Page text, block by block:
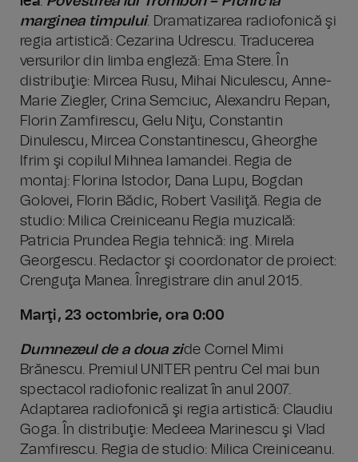
marginea timpului. Dramatizarea radiofonică şi
regia artistică: Cezarina Udrescu. Traducerea
versurilor din limba engleză: Ema Stere. În
distribuţie: Mircea Rusu, Mihai Niculescu, Anne-
Marie Ziegler, Crina Semciuc, Alexandru Repan,
Florin Zamfirescu, Gelu Niţu, Constantin
Dinulescu, Mircea Constantinescu, Gheorghe
Ifrim şi copilul Mihnea Iamandei. Regia de
montaj: Florina Istodor, Dana Lupu, Bogdan
Golovei, Florin Bădic, Robert Vasiliţă. Regia de
studio: Milica Creiniceanu Regia muzicală:
Patricia Prundea Regia tehnică: ing. Mirela
Georgescu. Redactor şi coordonator de proiect:
Crenguţa Manea. Înregistrare din anul 2015.
Marţi, 23 octombrie, ora 0:00
Dumnezeul de a doua zide Cornel Mimi
Brănescu. Premiul UNITER pentru Cel mai bun
spectacol radiofonic realizat în anul 2007.
Adaptarea radiofonică şi regia artistică: Claudiu
Goga. În distribuţie: Medeea Marinescu şi Vlad
Zamfirescu. Regia de studio: Milica Creiniceanu.